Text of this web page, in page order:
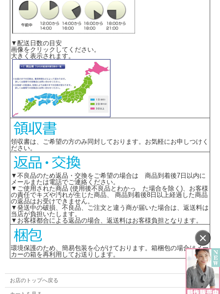
[素材]
ポリエステル100％
[特徴]
・ニット素材
・左脇開き＆斜めポケット
・後ろウエストゴム
※取り寄せ商品、在庫有無、納期後日連絡
×
▼配送日数の目安
画像をクリックしてください。
大きく表示されます。
領収書は、ご希望の方のみ同封しております。お気軽にお申しつけく
ださい。
▼不良品のため返品・交換をご希望の場合は 商品到着後7日以内に
メールまたは電話でご連絡ください。
▼ご使用された商品 (使用後不良品とわかっ た場合を除く)、お客様
の責任でキズや汚れが生じた商品、 商品到着後8日以上経過した商品
の返品はお受けできません。
▼発送中の破損、不良品、ご注文と違う商が届いた場合は、返送料は
当店が負担いたします。
▼お客様都合による返品の場合、返送料はお客様負担となります。
環境保護のため、簡易包装を心がけております。箱梱包の場合はメー
カーの箱を再利用してお送りします。
お店のトップへ戻る